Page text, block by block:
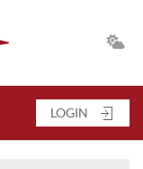
LOGIN